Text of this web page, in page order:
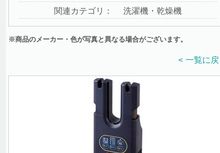
関連カテゴリ：
洗濯機・乾燥機
※商品のメーカー・色が写真と異なる場合がございます。
< 一覧に